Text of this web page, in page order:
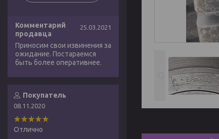
Комментарий
продавца
25.03.2021
Приносим свои извинения за
ожидание. Постараемся
быть более оперативнее.
Покупатель
08.11.2020
Отлично